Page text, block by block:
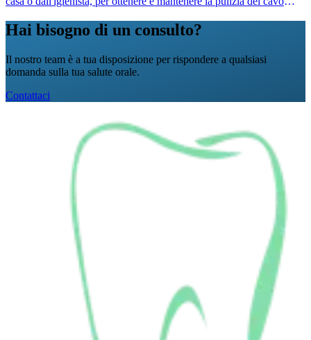
Hai bisogno di un consulto?
Il nostro team è a tua disposizione per rispondere a qualsiasi
domanda sulla tua salute orale.
Contattaci